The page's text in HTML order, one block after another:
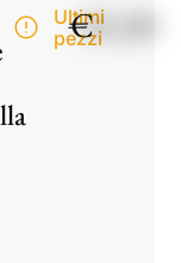
Ultimi
pezzi
€85,00